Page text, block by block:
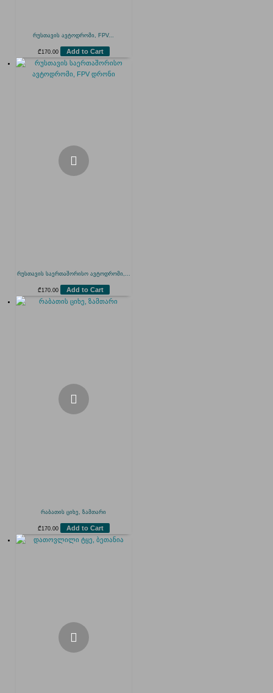
რუსთავის ავტოდრომი, FPV...
₾ 170.00 Add to Cart
რუსთავის საერთაშორისო ავტოდრომი,...
₾ 170.00 Add to Cart
რაბათის ციხე, ზამთარი
₾ 170.00 Add to Cart